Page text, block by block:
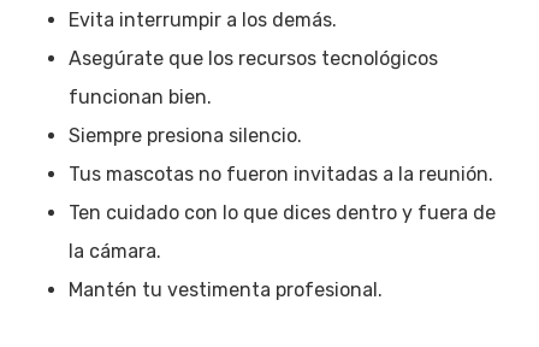
Evita interrumpir a los demás.
Asegúrate que los recursos tecnológicos
funcionan bien.
Siempre presiona silencio.
Tus mascotas no fueron invitadas a la reunión.
Ten cuidado con lo que dices dentro y fuera de
la cámara.
Mantén tu vestimenta profesional.